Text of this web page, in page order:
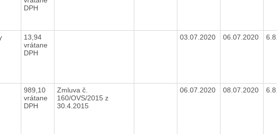
DPH
13,94
vrátane
DPH
03.07.2020 06.07.2020
989,10
vrátane
DPH
Zmluva č.
160/OVS/2015 z
30.4.2015
06.07.2020 08.07.2020